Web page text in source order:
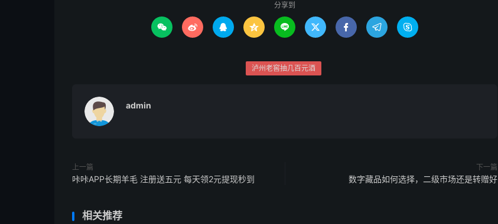
分享到
        
泸州老窖抽几百元酒
admin
上一篇
咔咔APP长期羊毛 注册送五元 每天领2元提现秒到
下一篇
数字藏品如何选择，二级市场还是转赠好
相关推荐